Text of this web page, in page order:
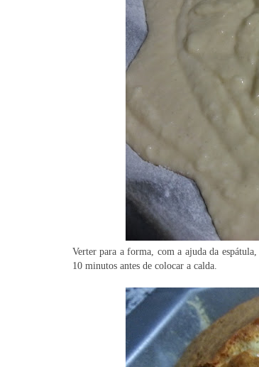
Verter para a forma, com a ajuda da
10 minutos antes de colocar a calda.